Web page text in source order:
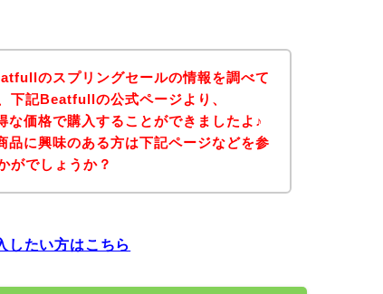
のスプリングセールの情報を調べて
下記Beatfullの公式ページより、
価格で購入することができましたよ♪
に興味のある方は下記ページなどを参
がでしょうか？
したい方はこちら